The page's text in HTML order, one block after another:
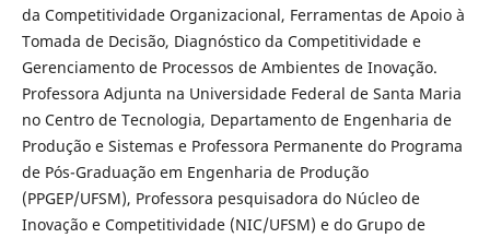
da Competitividade Organizacional, Ferramentas de Apoio à
Tomada de Decisão, Diagnóstico da Competitividade e
Gerenciamento de Processos de Ambientes de Inovação.
Professora Adjunta na Universidade Federal de Santa Maria
no Centro de Tecnologia, Departamento de Engenharia de
Produção e Sistemas e Professora Permanente do Programa
de Pós-Graduação em Engenharia de Produção
(PPGEP/UFSM), Professora pesquisadora do Núcleo de
Inovação e Competitividade (NIC/UFSM) e do Grupo de